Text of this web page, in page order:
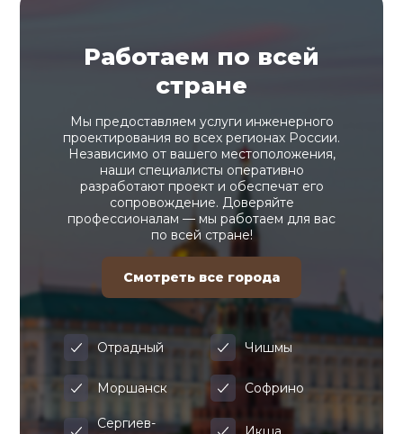
Работаем по всей
стране
Мы предоставляем услуги инженерного
проектирования во всех регионах России.
Независимо от вашего местоположения,
наши специалисты оперативно
разработают проект и обеспечат его
сопровождение. Доверяйте
профессионалам — мы работаем для вас
по всей стране!
Смотреть все города
Отрадный Чишмы
Моршанск Софрино
Сергиев-